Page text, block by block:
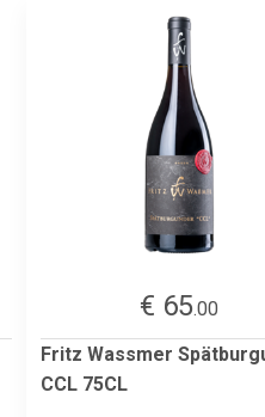
€ 65.00
Fritz Wassmer
CCL 75CL